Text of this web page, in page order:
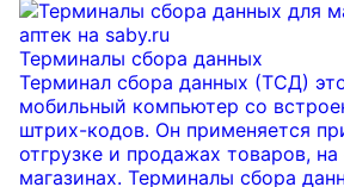
Терминалы сбора данных
Терминал сбора данных (ТСД)
мобильный компьютер со
штрих-кодов. Он применяется
отгрузке и продажах товаров, на
магазинах. Терминалы сбора